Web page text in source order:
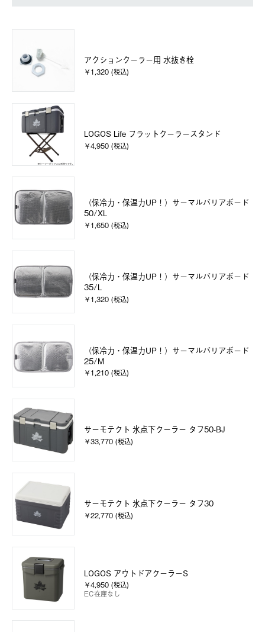
アクションクーラー用 水抜き栓
￥1,320 (税込)
LOGOS Life フラットクーラースタンド
￥4,950 (税込)
（保冷力・保温力UP！）サーマルバリアボード
50/XL
￥1,650 (税込)
（保冷力・保温力UP！）サーマルバリアボード
35/L
￥1,320 (税込)
（保冷力・保温力UP！）サーマルバリアボード
25/M
￥1,210 (税込)
サーモテクト 氷点下クーラー タフ50-BJ
￥33,770 (税込)
サーモテクト 氷点下クーラー タフ30
￥22,770 (税込)
LOGOS アウトドアクーラーS
￥4,950 (税込)
EC在庫なし